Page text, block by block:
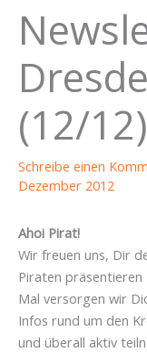
(12/12)
Schreibe einen
Dezember 2012
Ahoi Pirat!
Wir freuen uns, Dir
Piraten präsentieren
Mal versorgen wir
Infos rund um den
und überall aktiv